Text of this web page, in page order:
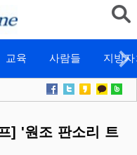
교육 사람들 지방
] '원조 판소리 트